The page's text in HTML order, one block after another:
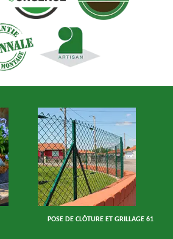
POSE DE CLÔTURE ET GRILLAGE 61